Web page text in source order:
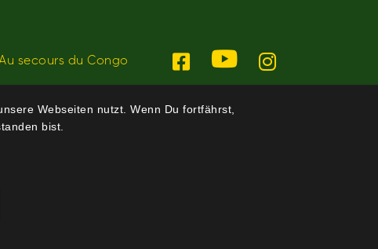
secours du Congo
Webseiten nutzt. Wenn Du fortfährst,
bist.